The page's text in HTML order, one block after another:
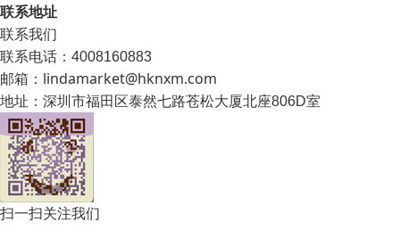
联系地址
联系我们
联系电话：4008160883
邮箱：lindamarket@hknxm.com
地址： 深圳市福田区泰然七路苍松大厦北座806D室
扫一扫关注我们